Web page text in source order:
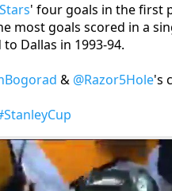
' four goals in the first
most goals scored in a
Dallas in 1993-94.
& @Razor5Hole's